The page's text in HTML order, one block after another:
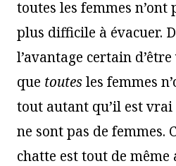
toutes les femmes
plus difficile à évacuer.
l’avantage certain
que toutesles femmes
tout autant qu’il est vrai
ne sont pas de femmes.
chatte est tout de même